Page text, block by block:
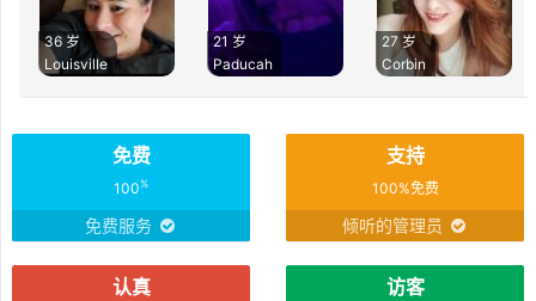
36 岁
Louisville
21 岁
Paducah
27 岁
Corbin
免费
100%
免费服务
支持
100%免费
倾听的管理员
认真 访客